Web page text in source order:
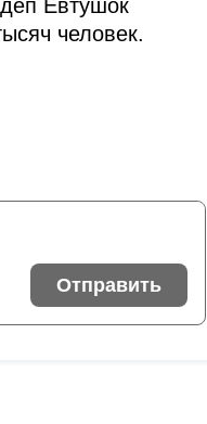
Евтушок
человек.
Отправить